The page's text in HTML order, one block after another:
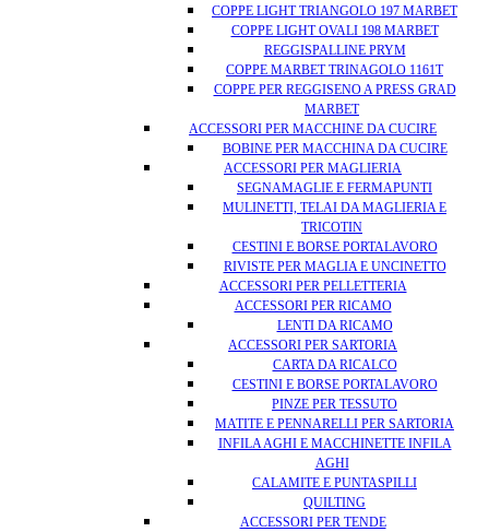
COPPE LIGHT TRIANGOLO 197 MARBET
COPPE LIGHT OVALI 198 MARBET
REGGISPALLINE PRYM
COPPE MARBET TRINAGOLO 1161T
COPPE PER REGGISENO A PRESS GRAD
MARBET
ACCESSORI PER MACCHINE DA CUCIRE
BOBINE PER MACCHINA DA CUCIRE
ACCESSORI PER MAGLIERIA
SEGNAMAGLIE E FERMAPUNTI
MULINETTI, TELAI DA MAGLIERIA E
TRICOTIN
CESTINI E BORSE PORTALAVORO
RIVISTE PER MAGLIA E UNCINETTO
ACCESSORI PER PELLETTERIA
ACCESSORI PER RICAMO
LENTI DA RICAMO
ACCESSORI PER SARTORIA
CARTA DA RICALCO
CESTINI E BORSE PORTALAVORO
PINZE PER TESSUTO
MATITE E PENNARELLI PER SARTORIA
INFILA AGHI E MACCHINETTE INFILA
AGHI
CALAMITE E PUNTASPILLI
QUILTING
ACCESSORI PER TENDE